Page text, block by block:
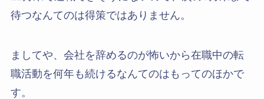
待つなんてのは得策ではありません。
ましてや、会社を辞めるのが怖いから在職中の転
職活動を何年も続けるなんてのはもってのほかで
す。